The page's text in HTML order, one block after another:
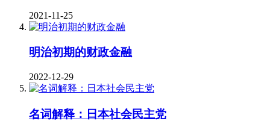
2021-11-25
明治初期的财政金融
2022-12-29
名词解释：日本社会民主党